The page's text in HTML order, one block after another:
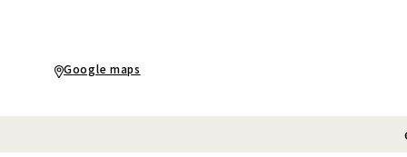
Google maps